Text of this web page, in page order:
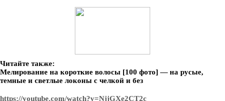
Читайте также:
Мелирование на короткие волосы [100 фото] — на русые,
темные и светлые локоны с челкой и без
https://youtube.com/watch?v=NjjGXe2CT2c